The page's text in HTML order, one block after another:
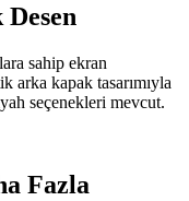
sahip ekran
arka kapak tasarımıyla
seçenekleri mevcut.
Fazla